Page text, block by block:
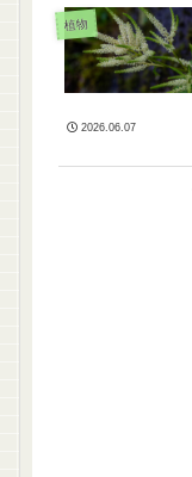
植物
2026.06.07